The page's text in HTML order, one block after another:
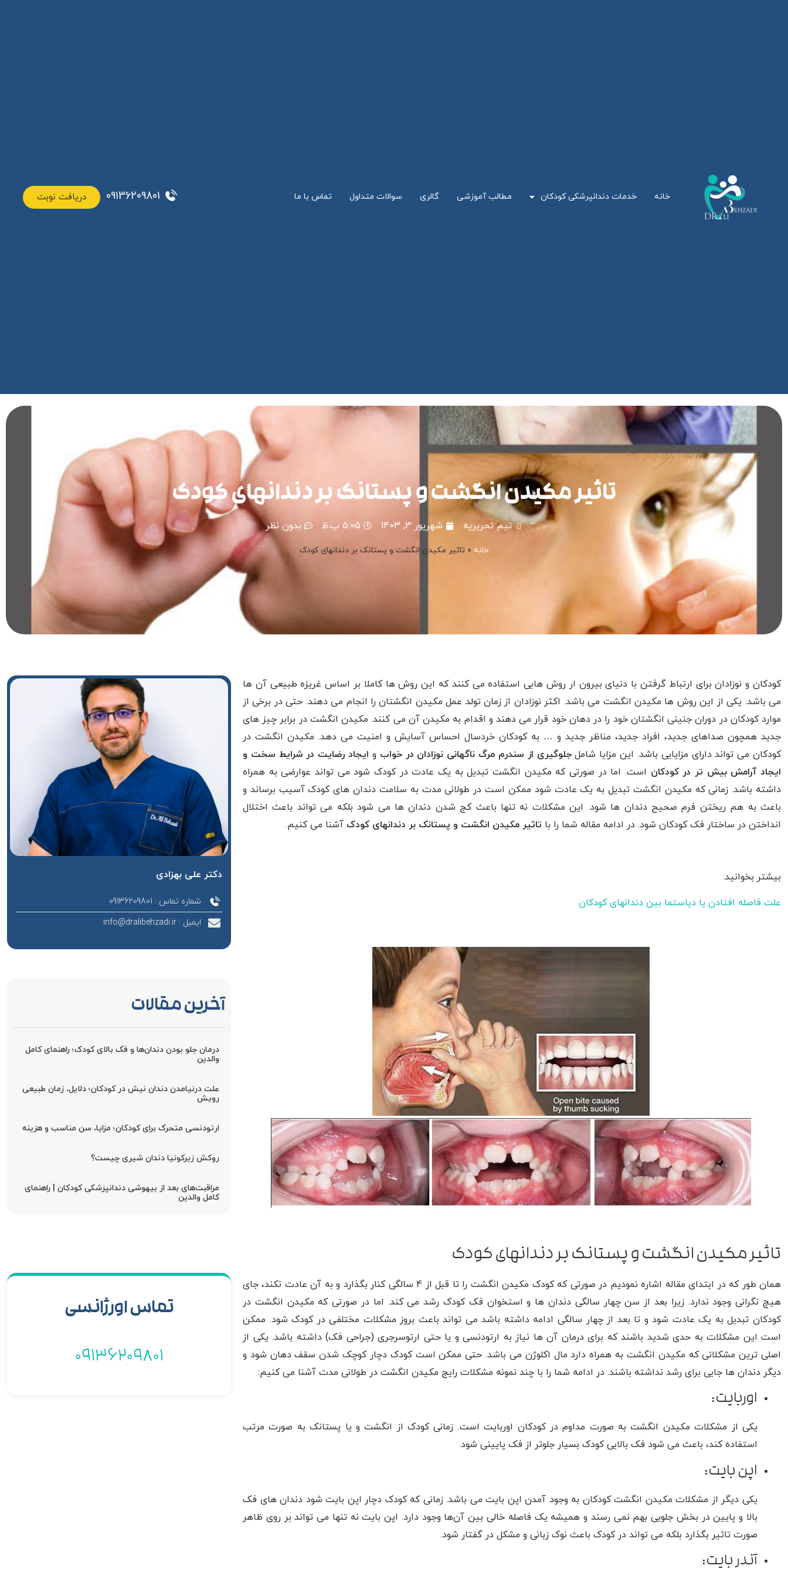
خانه خدمات دندانپرشکی کودکان مطالب آموزشی گالری سوالات متداول تماس با ما 09136209801 دریافت نوبت
تاثیر مکیدن انگشت و پستانک بر دندانهای کودک
تیم تحریریه شهریور 3, 1403 5:05 ب.ظ بدون نظر
خانه »تاثیر مکیدن انگشت و پستانک بر دندانهای کودک
کودکان و نوزادان برای ارتباط گرفتن با دنیای بیرون ار روش هایی استفاده می کنند که این روش ها کاملا بر اساس غریزه طبیعی آن ها
می باشد. یکی از این روش ها مکیدن انگشت می باشد. اکثر نوزادان از زمان تولد عمل مکیدن انگشتان را انجام می دهند. حتی در برخی از
موارد کودکان در دوران جنینی انگشتان خود را در دهان خود قرار می دهند و اقدام به مکیدن آن می کنند. مکیدن انگشت در برابر چیز های
جدید همچون صداهای جدید، افراد جدید، مناظر جدید و … به کودکان خردسال احساس آسایش و امنیت می دهد. مکیدن انگشت در
کودکان می تواند دارای مزایایی باشد. این مزایا شاملجلوگیری از سندرم مرگ ناگهانی نوزادان در خواب و ایجاد رضایت در شرایط سخت و
ایجاد آرامش بیش تر در کودکان است. اما در صورتی که مکیدن انگشت تبدیل به یک عادت در کودک شود می تواند عوارضی به همراه
داشته باشد. زمانی که مکیدن انگشت تبدیل به یک عادت شود ممکن است در طولانی مدت به سلامت دندان های کودک آسیب برساند و
باعث به هم ریختن فرم صحیح دندان ها شود. این مشکلات نه تنها باعث کج شدن دندان ها می شود بلکه می تواند باعث اختلال
انداختن در ساختار فک کودکان شود. در ادامه مقاله شما را با تاثیر مکیدن انگشت و پستانک بر دندانهای کودک آشنا می کنیم.
بیشتر بخوانید:
علت فاصله افتادن یا دیاستما بین دندانهای کودکان
تاثیر مکیدن انگشت و پستانک بر دندانهای کودک
همان طور که در ابتدای مقاله اشاره نمودیم در صورتی که کودک مکیدن انگشت را تا قبل از 4 سالگی کنار بگذارد و به آن عادت نکند، جای
هیچ نگرانی وجود ندارد. زیرا بعد از سن چهار سالگی دندان ها و استخوان فک کودک رشد می کند. اما در صورتی که مکیدن انگشت در
کودکان تبدیل به یک عادت شود و تا بعد از چهار سالگی ادامه داشته باشد می تواند باعث بروز مشکلات مختلفی در کودک شود. ممکن
است این مشکلات به حدی شدید باشند که برای درمان آن ها نیاز به ارتودنسی و یا حتی ارتوسرجری (جراحی فک) داشته باشد. یکی از
اصلی ترین مشکلاتی که مکیدن انگشت به همراه دارد مال اکلوژن می باشد. حتی ممکن است کودک دچار کوچک شدن سقف دهان شود و
دیگر دندان‌ ها جایی برای رشد نداشته باشند. در ادامه شما را با چند نمونه مشکلات رایج مکیدن انگشت در طولانی مدت آشنا می کنیم:
اوربایت:
یکی از مشکلات مکیدن انگشت به صورت مداوم در کودکان اوربایت است. زمانی کودک از انگشت و یا پستانک به صورت مرتب
استفاده کند، باعث می شود فک بالایی کودک بسیار جلو‌تر از فک پایینی شود.
اپن بایت:
یکی دیگر از مشکلات مکیدن انگشت کودکان به وجود آمدن اپن بایت می باشد. زمانی که کودک دچار اپن بایت شود دندان‌ های فک
بالا و پایین در بخش جلویی بهم نمی‌ رسند و همیشه یک فاصله خالی بین آن‌ها وجود دارد. اپن بایت نه تنها می تواند بر روی ظاهر
صورت تاثیر بگذارد بلکه می تواند در کودک باعث نوک زبانی و مشکل در گفتار شود.
آندر بایت:
دکتر علی بهزادی
شماره تماس : 09136209801
ایمیل : info@dralibehzadi.ir
آخرین مقالات
درمان جلو بودن دندان‌ها و فک بالای کودک؛ راهنمای کامل
والدین
علت درنیامدن دندان نیش در کودکان؛ دلایل، زمان طبیعی
رویش
ارتودنسی متحرک برای کودکان؛ مزایا، سن مناسب و هزینه
روکش زیرکونیا دندان شیری چیست؟
مراقبت‌های بعد از بیهوشی دندانپزشکی کودکان | راهنمای
کامل والدین
تماس اورژانسی
09136209801